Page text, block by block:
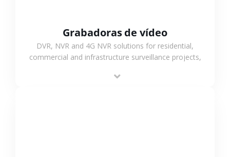
Grabadoras de vídeo
DVR, NVR and 4G NVR solutions for residential,
commercial and infrastructure surveillance projects,